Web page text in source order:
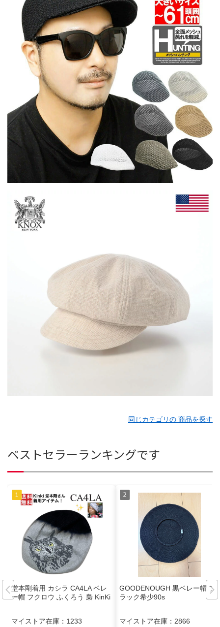
同じカテゴリの 商品を探す
ベストセラーランキングです
堂本剛着用 カシラ CA4LA ベレ
ー帽 フクロウ ふくろう 梟 KinKi
マイストア在庫： 1233
GOODENOUGH 黒ベレー帽 ブ
ラック希少90s
マイストア在庫： 2866